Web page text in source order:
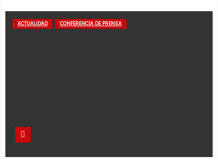
ACTUALIDAD CONFERENCIA DE PRENSA